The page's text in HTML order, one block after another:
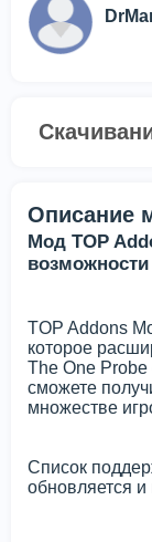
Описание
Мод TOP
TOP Addons
которое
The One
сможете
множестве
Список
обновляется